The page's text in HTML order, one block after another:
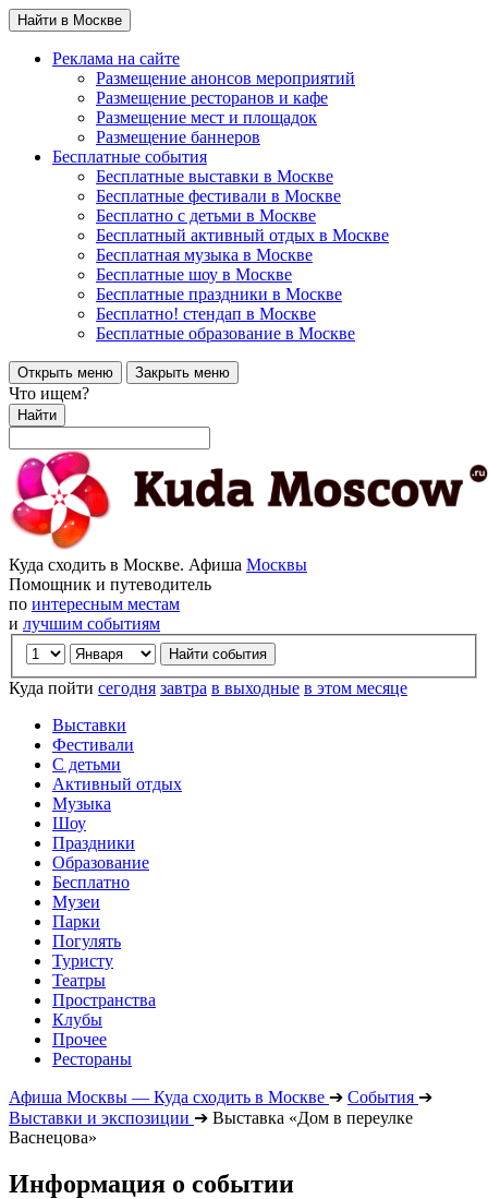
Найти в Москве
Реклама на сайте
Размещение анонсов мероприятий
Размещение ресторанов и кафе
Размещение мест и площадок
Размещение баннеров
Бесплатные события
Бесплатные выставки в Москве
Бесплатные фестивали в Москве
Бесплатно с детьми в Москве
Бесплатный активный отдых в Москве
Бесплатная музыка в Москве
Бесплатные шоу в Москве
Бесплатные праздники в Москве
Бесплатно! стендап в Москве
Бесплатные образование в Москве
Открыть меню Закрыть меню
Что ищем?
Найти
Куда сходить в Москве. Афиша Москвы
Помощник и путеводитель
по интересным местам
и лучшим событиям
Куда пойти сегодня завтра в выходные в этом месяце
Выставки
Фестивали
С детьми
Активный отдых
Музыка
Шоу
Праздники
Образование
Бесплатно
Музеи
Парки
Погулять
Туристу
Театры
Пространства
Клубы
Прочее
Рестораны
Афиша Москвы — Куда сходить в Москве ➔ События ➔
Выставки и экспозиции ➔ Выставка «Дом в переулке
Васнецова»
Информация о событии